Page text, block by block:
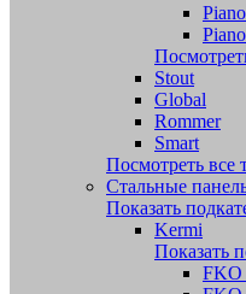
Stout
Global
Rommer
Smart
Посмотреть все
Стальные
Показать
Kermi
Показать
FKO